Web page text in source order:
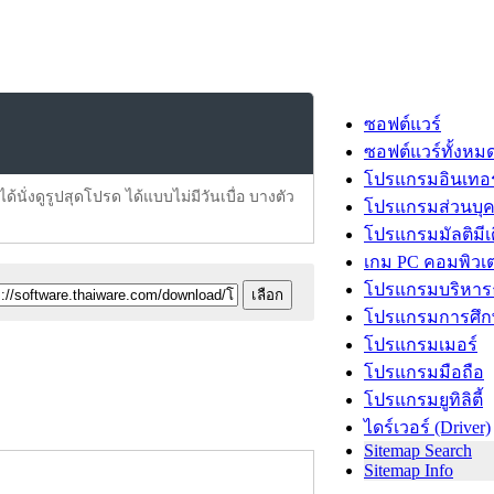
ด้นั่งดูรูปสุดโปรด ได้แบบไม่มีวันเบื่อ บางตัว
ซอฟต์แวร์
ซอฟต์แวร์ทั้งหม
โปรแกรมอินเทอ
โปรแกรมส่วนบุ
โปรแกรมมัลติมีเ
เกม PC คอมพิวเ
โปรแกรมบริหา
โปรแกรมการศึ
โปรแกรมเมอร์
โปรแกรมมือถือ
โปรแกรมยูทิลิตี้
ไดร์เวอร์ (Driver)
Sitemap Search
Sitemap Info